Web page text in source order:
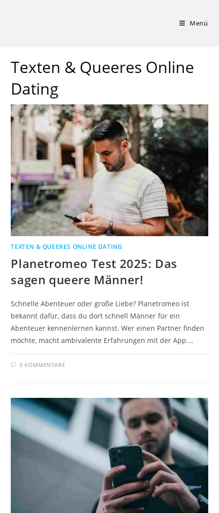
Menü
Texten & Queeres Online
Dating
TEXTEN & QUEERES ONLINE DATING
Planetromeo Test 2025: Das
sagen queere Männer!
Schnelle Abenteuer oder große Liebe? Planetromeo ist
bekannt dafür, dass du dort schnell Männer für ein
Abenteuer kennenlernen kannst. Wer einen Partner finden
möchte, macht ambivalente Erfahrungen mit der App.…
0 KOMMENTARE